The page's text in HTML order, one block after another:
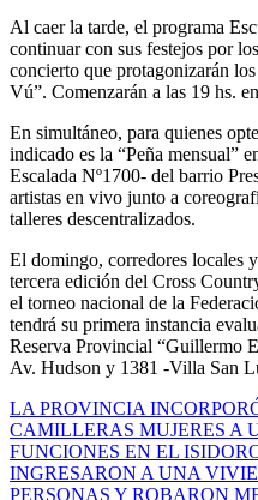
Al caer la tarde, el programa
continuar con sus festejos por
concierto que protagonizarán
Vú”. Comenzarán a las 19 hs.
En simultáneo, para quienes
indicado es la “Peña mensual”
Escalada Nº1700- del barrio
artistas en vivo junto a
talleres descentralizados.
El domingo, corredores locales
tercera edición del Cross
el torneo nacional de la
tendrá su primera instancia
Reserva Provincial “Guillermo
Av. Hudson y 1381 -Villa San
Navegación
de
entradas
LA PROVINCIA
CAMILLERAS MUJERES A
FUNCIONES EN EL
INGRESARON A UNA
PERSONAS Y ROBARON